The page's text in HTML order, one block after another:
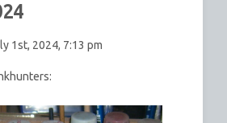
1st, 2024, 7:13 pm